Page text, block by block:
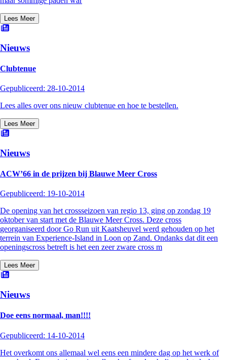
Lees Meer
Nieuws
Clubtenue
Gepubliceerd: 28-10-2014
Lees alles over ons nieuw clubtenue en hoe te bestellen.
Lees Meer
Nieuws
ACW’66 in de prijzen bij Blauwe Meer Cross
Gepubliceerd: 19-10-2014
De opening van het crossseizoen van regio 13, ging op zondag 19
oktober van start met de Blauwe Meer Cross. Deze cross
georganiseerd door Go Run uit Kaatsheuvel werd gehouden op het
terrein van Experience-Island in Loon op Zand. Ondanks dat dit een
openingscross betreft is het een zeer zware cross m
Lees Meer
Nieuws
Doe eens normaal, man!!!!
Gepubliceerd: 14-10-2014
Het overkomt ons allemaal wel eens een mindere dag op het werk of